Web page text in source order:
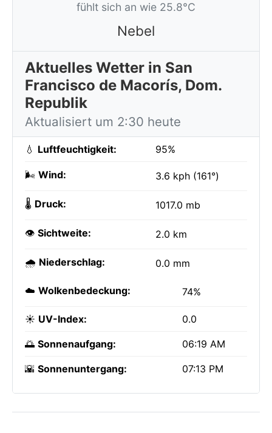
fühlt sich an wie 25.8°C
Nebel
Aktuelles Wetter in San
Francisco de Macorís, Dom.
Republik
Aktualisiert um 2:30 heute
💧 Luftfeuchtigkeit: 95%
🌬️ Wind: 3.6 kph (161°)
🌡️ Druck: 1017.0 mb
👁️ Sichtweite: 2.0 km
🌧️ Niederschlag: 0.0 mm
☁️ Wolkenbedeckung: 74%
☀️ UV-Index: 0.0
🌅 Sonnenaufgang: 06:19 AM
🌇 Sonnenuntergang: 07:13 PM